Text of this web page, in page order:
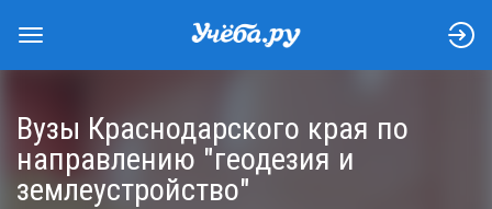
Вузы Краснодарского края по
направлению "геодезия и
землеустройство"